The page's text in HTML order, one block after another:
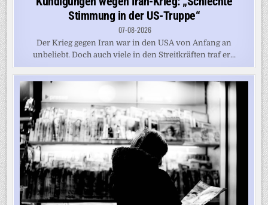
Stimmung in der US-Truppe“
07-08-2026
Der Krieg gegen Iran war in den USA von Anfang an
unbeliebt. Doch auch viele in den Streitkräften traf er...